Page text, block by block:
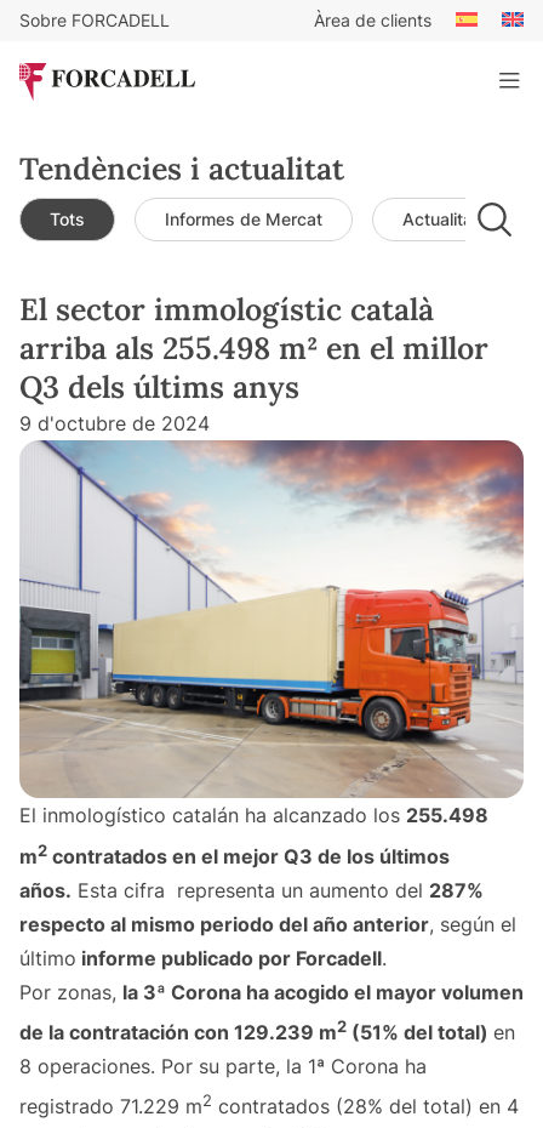
Sobre FORCADELL Àrea de clients
Tendències i actualitat
Tots Informes de Mercat Actualitat de
El sector immologístic català
arriba als 255.498 m² en el millor
Q3 dels últims anys
9 d'octubre de 2024
El inmologístico catalán ha alcanzado los 255.498
m2 contratados en el mejor Q3 de los últimos
años. Esta cifra representa un aumento del 287%
respecto al mismo periodo del año anterior, según el
último informe publicado por Forcadell.
Por zonas, la 3ª Corona ha acogido el mayor volumen
de la contratación con 129.239 m2 (51% del total) en
8 operaciones. Por su parte, la 1ª Corona ha
registrado 71.229 m2 contratados (28% del total) en 4